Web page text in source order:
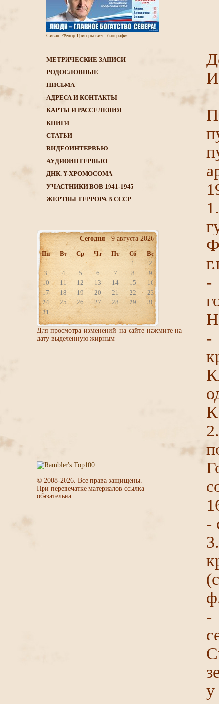
Сиваш Фёдор Григорьевич - биография
МЕТРИЧЕСКИЕ ЗАПИСИ
РОДОСЛОВНЫЕ
ПИСЬМА
АДРЕСА И КОНТАКТЫ
КАРТЫ И РАССЕЛЕНИЯ
КНИГИ
CТАТЬИ
ВИДЕОИНТЕРВЬЮ
АУДИОИНТЕРВЬЮ
ДНК. Y-ХРОМОСОМА
УЧАСТНИКИ ВОВ 1941-1945
ЖЕРТВЫ ТЕРРОРА В СССР
Сегодня - 9 августа 2026
Пн
Вт Ср Чт Пт Сб
Вс
1
2
3
4 5 6 7 8
9
10
11 12 13 14 15
16
17
18 19 20 21 22
23
24
25 26 27 28 29
30
31
Для просмотра изменений на сайте нажмите на
дату выделенную жирным
© 2008-2026. Все права защищены.
При перепечатке материалов ссылка
обязательна
-
-
-
-
у